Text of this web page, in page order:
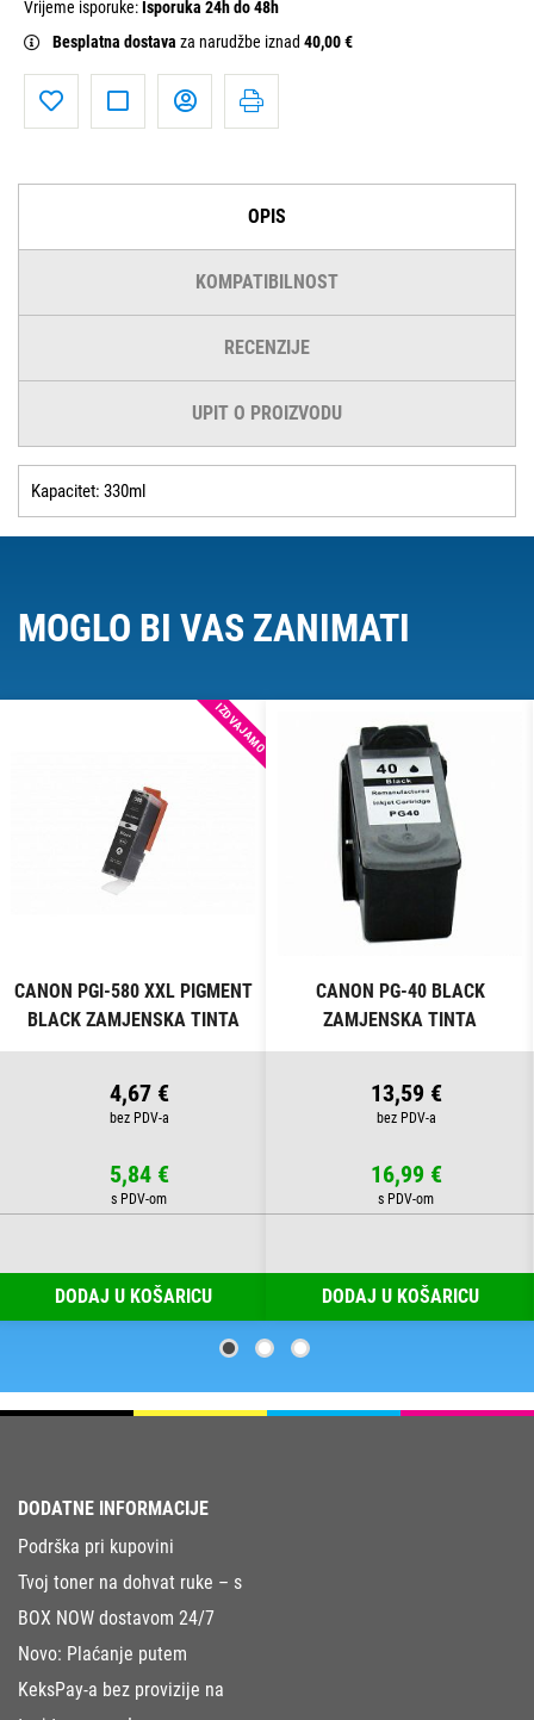
Vrijeme isporuke:Isporuka 24h do 48h
Besplatna dostava za narudžbe iznad 40,00 €
OPIS
KOMPATIBILNOST
RECENZIJE
UPIT O PROIZVODU
Kapacitet: 330ml
MOGLO BI VAS ZANIMATI
IZDVAJAMO
CANON PGI-580 XXL PIGMENT
BLACK ZAMJENSKA TINTA
4,67 €
5,84 €
DODAJ U KOŠARICU
CANON PG-40 BLACK
ZAMJENSKA TINTA
13,59 €
16,99 €
DODAJ U KOŠARICU
DODATNE INFORMACIJE
Podrška pri kupovini
Tvoj toner na dohvat ruke – s
BOX NOW dostavom 24/7
Novo: Plaćanje putem
KeksPay-a bez provizije na